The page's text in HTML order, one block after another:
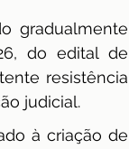
gradualmente
do edital de
resistência
judicial.
à criação de